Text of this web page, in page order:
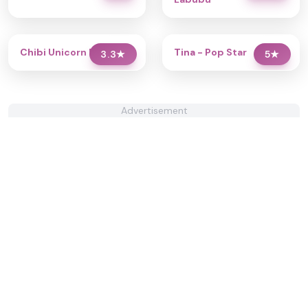
3.3★
Chibi Unicorn Dress Up 5★
Tina - Pop Star
Advertisement